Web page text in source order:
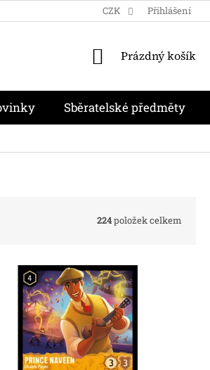
MOJE OBJEDNÁVKA
CZK Přihlášení
NÁKUPNÍ
Prázdný košík
Sběratelské předměty
224položek celkem